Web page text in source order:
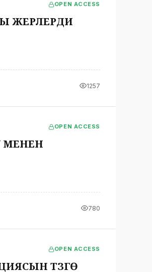
OPEN ACCESS
ЖЕРЛЕРДИ
1257
OPEN ACCESS
МЕНЕН
780
OPEN ACCESS
ТҮЗҮҮГӨ